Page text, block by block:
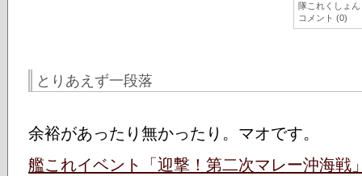
隊これくしょん
コメント (0)
とりあえず一段落
余裕があったり無かったり。マオです。
艦これイベント「迎撃！第二次マレー沖海戦